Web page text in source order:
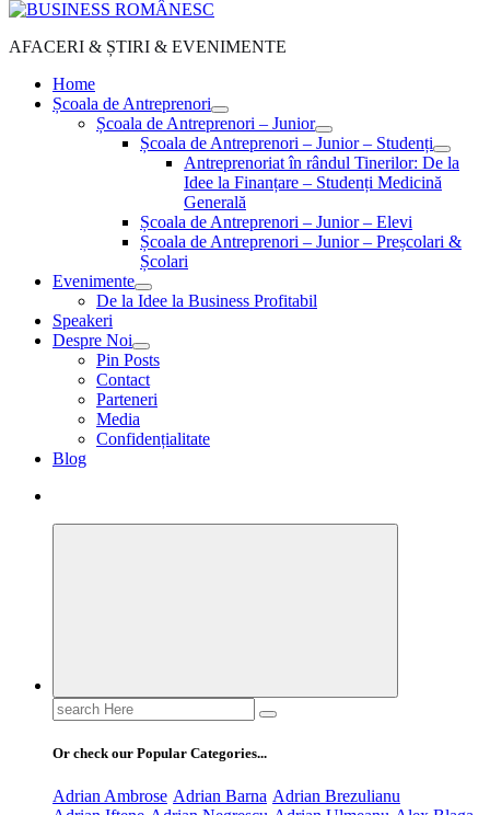
AFACERI & ȘTIRI & EVENIMENTE
Home
Școala de Antreprenori
Școala de Antreprenori – Junior
Școala de Antreprenori – Junior – Studenți
Antreprenoriat în rândul Tinerilor: De la
Idee la Finanțare – Studenți Medicină
Generală
Școala de Antreprenori – Junior – Elevi
Școala de Antreprenori – Junior – Preșcolari &
Școlari
Evenimente
De la Idee la Business Profitabil
Speakeri
Despre Noi
Pin Posts
Contact
Parteneri
Media
Confidențialitate
Blog
Search
for:
Or check our Popular Categories...
Adrian Ambrose Adrian Barna Adrian Brezulianu